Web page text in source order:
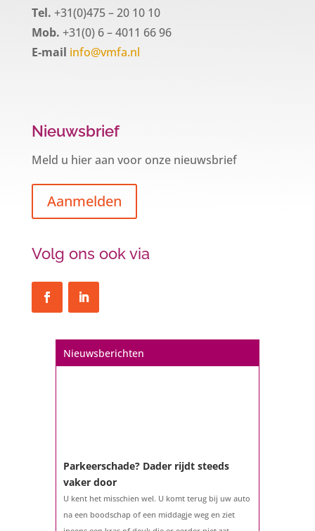
Tel. +31(0)475 – 20 10 10
Mob. +31(0) 6 – 4011 66 96
E-mail info@vmfa.nl
Nieuwsbrief
Meld u hier aan voor onze nieuwsbrief
Aanmelden
Volg ons ook via
Nieuwsberichten
Parkeerschade? Dader rijdt steeds
vaker door
U kent het misschien wel. U komt terug bij uw auto
na een boodschap of een middagje weg en ziet